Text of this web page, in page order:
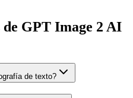
GPT Image 2 AI
de texto?